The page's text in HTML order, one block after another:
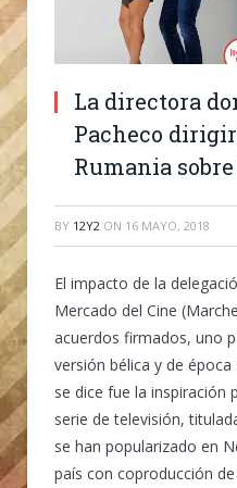
La directora
Pacheco
Rumania
BY 12Y2 ON 16 MAYO, 2018
El impacto de la
Mercado del Cine
acuerdos firmados, uno
versión bélica y de
se dice fue la inspiración
serie de televisión,
se han popularizado en
país con coproducción